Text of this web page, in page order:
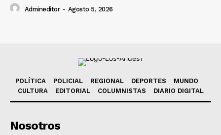
Admineditor - Agosto 5, 2026
POLÍTICA POLICIAL REGIONAL DEPORTES
MUNDO
CULTURA
EDITORIAL COLUMNISTAS DIARIO DIGITAL
Nosotros